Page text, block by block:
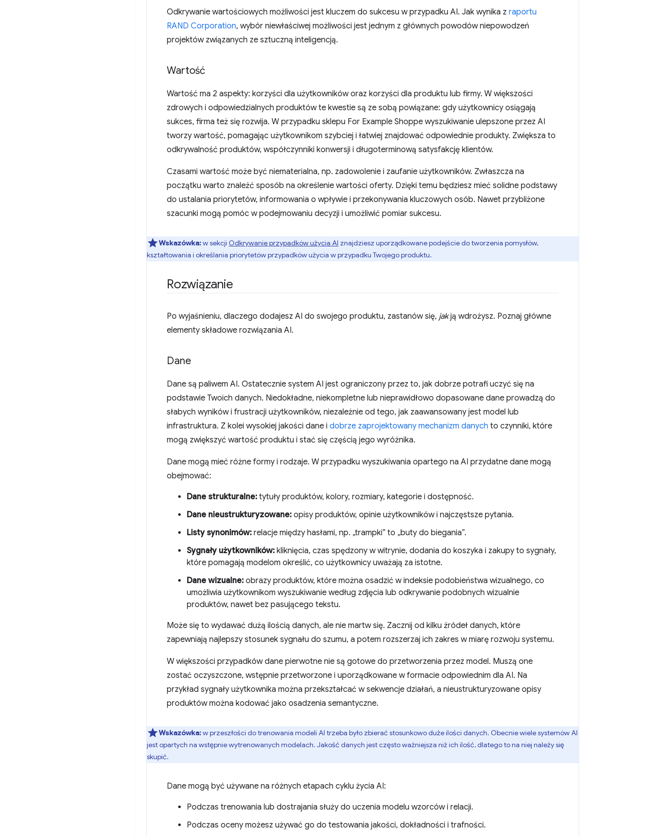
Odkrywanie wartościowych możliwości jest kluczem do sukcesu w przypadku AI. Jak wynika z raportu
RAND Corporation, wybór niewłaściwej możliwości jest jednym z głównych powodów niepowodzeń
projektów związanych ze sztuczną inteligencją.
Wartość
Wartość ma 2 aspekty: korzyści dla użytkowników oraz korzyści dla produktu lub firmy. W większości
zdrowych i odpowiedzialnych produktów te kwestie są ze sobą powiązane: gdy użytkownicy osiągają
sukces, firma też się rozwija. W przypadku sklepu For Example Shoppe wyszukiwanie ulepszone przez AI
tworzy wartość, pomagając użytkownikom szybciej i łatwiej znajdować odpowiednie produkty. Zwiększa to
odkrywalność produktów, współczynniki konwersji i długoterminową satysfakcję klientów.
Czasami wartość może być niematerialna, np. zadowolenie i zaufanie użytkowników. Zwłaszcza na
początku warto znaleźć sposób na określenie wartości oferty. Dzięki temu będziesz mieć solidne podstawy
do ustalania priorytetów, informowania o wpływie i przekonywania kluczowych osób. Nawet przybliżone
szacunki mogą pomóc w podejmowaniu decyzji i umożliwić pomiar sukcesu.
Wskazówka:w sekcji Odkrywanie przypadków użycia AI znajdziesz uporządkowane podejście do tworzenia pomysłów,
kształtowania i określania priorytetów przypadków użycia w przypadku Twojego produktu.
Rozwiązanie
Po wyjaśnieniu, dlaczego dodajesz AI do swojego produktu, zastanów się, jakją wdrożysz. Poznaj główne
elementy składowe rozwiązania AI.
Dane
Dane są paliwem AI. Ostatecznie system AI jest ograniczony przez to, jak dobrze potrafi uczyć się na
podstawie Twoich danych. Niedokładne, niekompletne lub nieprawidłowo dopasowane dane prowadzą do
słabych wyników i frustracji użytkowników, niezależnie od tego, jak zaawansowany jest model lub
infrastruktura. Z kolei wysokiej jakości dane i dobrze zaprojektowany mechanizm danych to czynniki, które
mogą zwiększyć wartość produktu i stać się częścią jego wyróżnika.
Dane mogą mieć różne formy i rodzaje. W przypadku wyszukiwania opartego na AI przydatne dane mogą
obejmować:
Dane strukturalne: tytuły produktów, kolory, rozmiary, kategorie i dostępność.
Dane nieustrukturyzowane: opisy produktów, opinie użytkowników i najczęstsze pytania.
Listy synonimów: relacje między hasłami, np. „trampki” to „buty do biegania”.
Sygnały użytkowników: kliknięcia, czas spędzony w witrynie, dodania do koszyka i zakupy to sygnały,
które pomagają modelom określić, co użytkownicy uważają za istotne.
Dane wizualne: obrazy produktów, które można osadzić w indeksie podobieństwa wizualnego, co
umożliwia użytkownikom wyszukiwanie według zdjęcia lub odkrywanie podobnych wizualnie
produktów, nawet bez pasującego tekstu.
Może się to wydawać dużą ilością danych, ale nie martw się. Zacznij od kilku źródeł danych, które
zapewniają najlepszy stosunek sygnału do szumu, a potem rozszerzaj ich zakres w miarę rozwoju systemu.
W większości przypadków dane pierwotne nie są gotowe do przetworzenia przez model. Muszą one
zostać oczyszczone, wstępnie przetworzone i uporządkowane w formacie odpowiednim dla AI. Na
przykład sygnały użytkownika można przekształcać w sekwencje działań, a nieustrukturyzowane opisy
produktów można kodować jako osadzenia semantyczne.
Wskazówka:w przeszłości do trenowania modeli AI trzeba było zbierać stosunkowo duże ilości danych. Obecnie wiele systemów AI
jest opartych na wstępnie wytrenowanych modelach. Jakość danych jest często ważniejsza niż ich ilość, dlatego to na niej należy się
skupić.
Dane mogą być używane na różnych etapach cyklu życia AI:
Podczas trenowania lub dostrajania służy do uczenia modelu wzorców i relacji.
Podczas oceny możesz używać go do testowania jakości, dokładności i trafności.